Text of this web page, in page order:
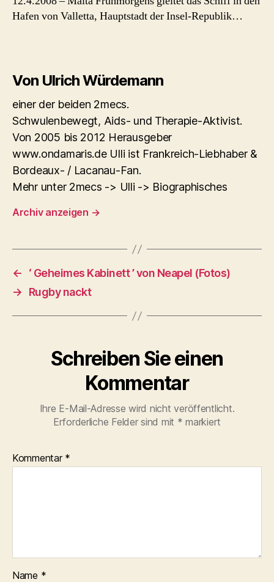
Hafen von Valletta, Hauptstadt der Insel-Republik…
Von Ulrich Würdemann
einer der beiden 2mecs.
Schwulenbewegt, Aids- und Therapie-Aktivist.
Von 2005 bis 2012 Herausgeber
www.ondamaris.de Ulli ist Frankreich-Liebhaber &
Bordeaux- / Lacanau-Fan.
Mehr unter 2mecs -> Ulli -> Biographisches
Archiv anzeigen →
←
‘ Geheimes Kabinett ’ von Neapel (Fotos)
→
Rugby nackt
Schreiben Sie einen
Kommentar
Ihre E-Mail-Adresse wird nicht veröffentlicht.
Erforderliche Felder sind mit * markiert
Kommentar *
Name *